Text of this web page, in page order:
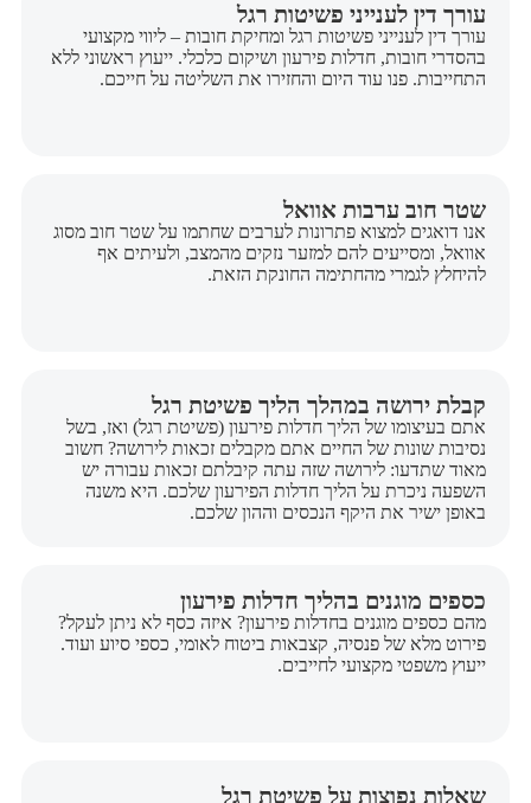
עורך דין לענייני פשיטות רגל
עורך דין לענייני פשיטות רגל ומחיקת חובות – ליווי מקצועי
בהסדרי חובות, חדלות פירעון ושיקום כלכלי. ייעוץ ראשוני ללא
התחייבות. פנו עוד היום והחזירו את השליטה על חייכם.
שטר חוב ערבות אוואל
אנו דואגים למצוא פתרונות לערבים שחתמו על שטר חוב מסוג
אוואל, ומסייעים להם למזער נזקים מהמצב, ולעיתים אף
להיחלץ לגמרי מהחתימה החונקת הזאת.
קבלת ירושה במהלך הליך פשיטת רגל
אתם בעיצומו של הליך חדלות פירעון (פשיטת רגל) ואז, בשל
נסיבות שונות של החיים אתם מקבלים זכאות לירושה? חשוב
מאוד שתדעו: לירושה שזה עתה קיבלתם זכאות עבורה יש
השפעה ניכרת על הליך חדלות הפירעון שלכם. היא משנה
באופן ישיר את היקף הנכסים וההון שלכם.
כספים מוגנים בהליך חדלות פירעון
מהם כספים מוגנים בחדלות פירעון? איזה כסף לא ניתן לעקל?
פירוט מלא של פנסיה, קצבאות ביטוח לאומי, כספי סיוע ועוד.
ייעוץ משפטי מקצועי לחייבים.
שאלות נפוצות על פשיטת רגל